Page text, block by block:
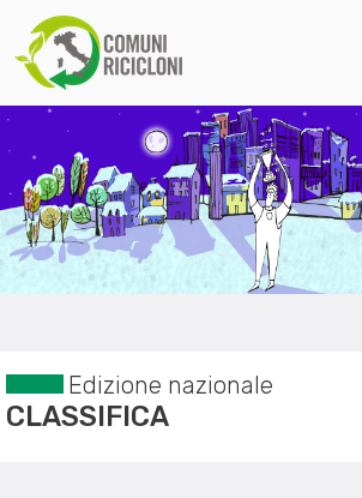
Edizione nazionale
CLASSIFICA